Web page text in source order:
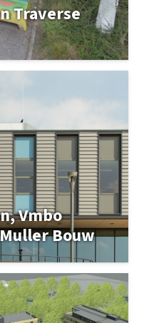
Traverse
Vmbo
Bouw